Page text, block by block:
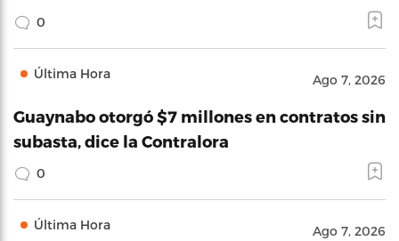
0
Última Hora Ago 7, 2026
Guaynabo otorgó $7 millones en contratos sin
subasta, dice la Contralora
0
Última Hora Ago 7, 2026